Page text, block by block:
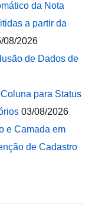
da Nota
a partir da
08/2026
de Dados de
para Status
03/08/2026
e Camada em
de Cadastro